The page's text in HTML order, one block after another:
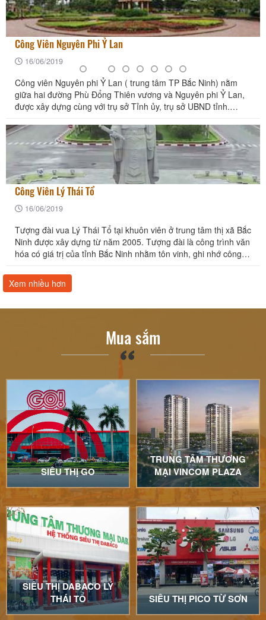
Công Viên Nguyên Phi Ỷ Lan
16/06/2019
Công viên Nguyên phi Ỷ Lan ( trung tâm TP Bắc Ninh) nằm
giữa hai đường Phù Đổng Thiên vương và Nguyên phi Ỷ Lan,
được xây dựng cùng với trụ sở Tỉnh ủy, trụ sở UBND tỉnh.
Công Viên Lý Thái Tổ
16/06/2019
Tượng đài vua Lý Thái Tổ tại khuôn viên ở trung tâm thị xã Bắc
Ninh được xây dựng từ năm 2005. Tượng đài là công trình văn
hóa có giá trị của tỉnh Bắc Ninh nhằm tôn vinh, ghi nhớ công
Xem nhiều hơn
Mua sắm
SIÊU THỊ GO
TRUNG TÂM THƯƠNG
MẠI VINCOM PLAZA
SIÊU THỊ DABACO LÝ
THÁI TỔ
SIÊU THỊ PICO TỪ SƠN